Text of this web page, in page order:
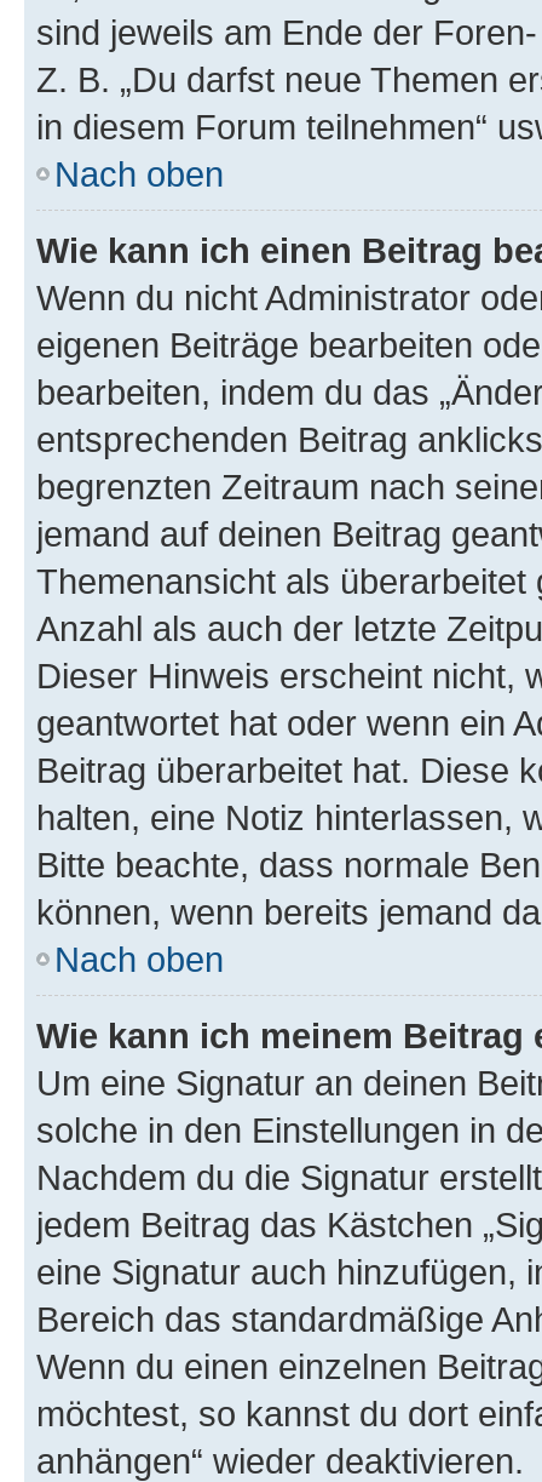
sind jeweils am Ende der
Z. B. „Du darfst neue Themen
in diesem Forum teilnehmen“
Nach oben
Wie kann ich einen Beitrag
Wenn du nicht Administrator
eigenen Beiträge bearbeiten
bearbeiten, indem du das
entsprechenden Beitrag
begrenzten Zeitraum nach
jemand auf deinen Beitrag
Themenansicht als
Anzahl als auch der letzte
Dieser Hinweis erscheint nicht,
geantwortet hat oder wenn ein
Beitrag überarbeitet hat. Diese
halten, eine Notiz hinterlassen,
Bitte beachte, dass normale
können, wenn bereits jemand
Nach oben
Wie kann ich meinem
Um eine Signatur an deinen
solche in den Einstellungen in
Nachdem du die Signatur
jedem Beitrag das Kästchen
eine Signatur auch hinzufügen,
Bereich das standardmäßige
Wenn du einen einzelnen
möchtest, so kannst du dort
anhängen“ wieder deaktivieren.